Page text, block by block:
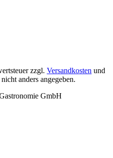
zzgl. Versandkosten und
anders angegeben.
GmbH